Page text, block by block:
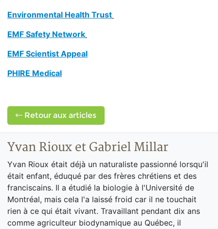
Environmental Health Trust
EMF Safety Network
EMF Scientist Appeal
PHIRE Medical
Retour aux articles
Yvan Rioux et Gabriel Millar
Yvan Rioux était déjà un naturaliste passionné lorsqu'il
était enfant, éduqué par des frères chrétiens et des
franciscains. Il a étudié la biologie à l'Université de
Montréal, mais cela l'a laissé froid car il ne touchait
rien à ce qui était vivant. Travaillant pendant dix ans
comme agriculteur biodynamique au Québec, il